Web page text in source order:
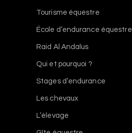
Tourisme équestre
École d’endurance équestre
Raid Al Andalus
Qui et pourquoi ?
Stages d’endurance
Les chevaux
L’élevage